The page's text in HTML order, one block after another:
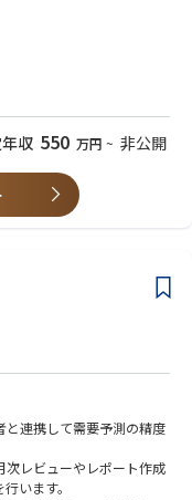
にする”信頼”を支える仕
、物流改善の実務を担う
荷業務や予算等を担う営
管理・業務推進」を担って
ので、専門知識を学びつ
だくことを想定しており
のため入社後半年～1年
がございます。
体制の維持・運用（教
判定
10年以上
験（職種不問）：3年以
ィス部門の一員として職
業務を担当。企業法務と
として該当業務を牽引し
務3年以上
界経験者
流管理、法人営業、企業
収 550 万円 ~ 非公開
と連携して需要予測の精度
次レビューやレポート作成
います。